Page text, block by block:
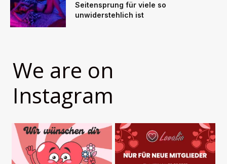
Seitensprung für viele so
unwiderstehlich ist
We are on
Instagram